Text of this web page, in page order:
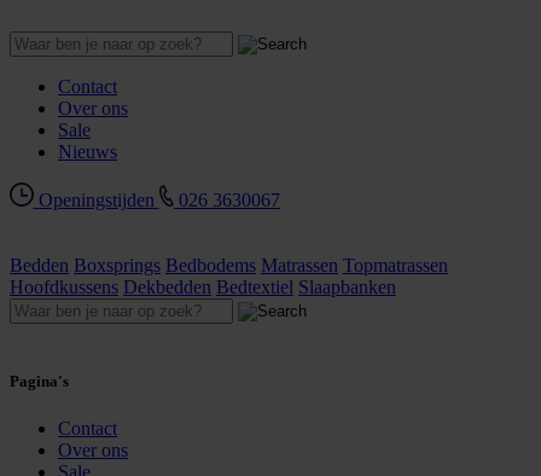
Contact
Over ons
Sale
Nieuws
Openingstijden 026 3630067
Bedden Boxsprings Bedbodems Matrassen Topmatrassen
Hoofdkussens Dekbedden Bedtextiel Slaapbanken
Pagina's
Contact
Over ons
Sale